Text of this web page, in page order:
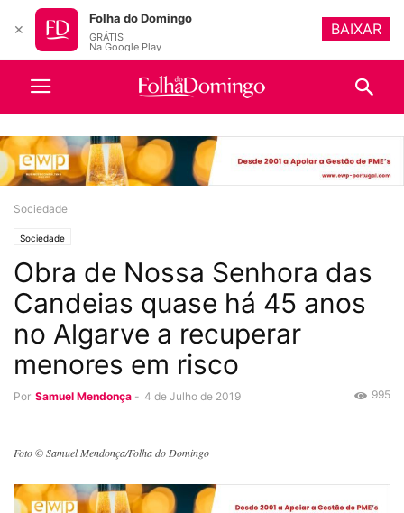
Sociedade
Sociedade
Obra de Nossa Senhora das
Candeias quase há 45 anos
no Algarve a recuperar
menores em risco
Por Samuel Mendonça - 4 de Julho de 2019 995
Foto © Samuel Mendonça/Folha do Domingo
✕
Folha do Domingo
GRÁTIS
Na Google Play
BAIXAR